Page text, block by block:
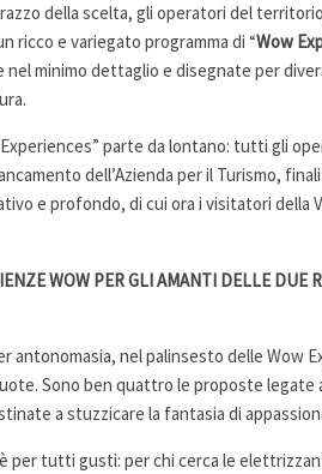
della scelta, gli operatori del
ricco e variegato programma di “Wow
nel minimo dettaglio e disegnate per
parte da lontano: tutti gli
dell’Azienda per il Turismo,
e profondo, di cui ora i visitatori della
WOW PER GLI AMANTI DELLE DUE
antonomasia, nel palinsesto delle Wow
Sono ben quattro le proposte
a stuzzicare la fantasia di
per tutti gusti: per chi cerca le